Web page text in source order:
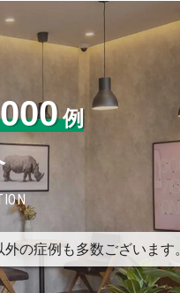
例
の症例も多数ございます